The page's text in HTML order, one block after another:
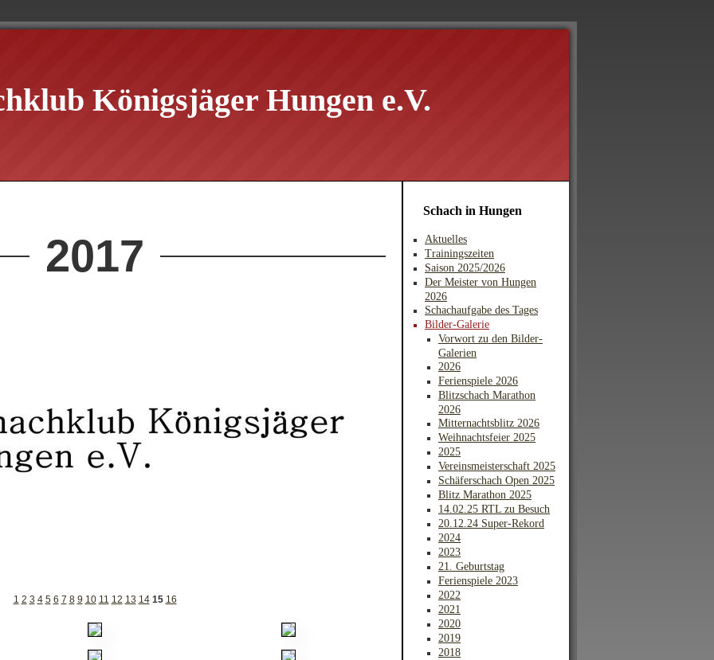
Königsjäger Hungen e.V.
2017
1 2 3 4 5 6 7 8 9 10 11 12 13 14 15 16
Schach in Hungen
Aktuelles
Trainingszeiten
Saison 2025/2026
Der Meister von Hungen
2026
Schachaufgabe des Tages
Bilder-Galerie
Vorwort zu den Bilder-
Galerien
2026
Ferienspiele 2026
Blitzschach Marathon
2026
Mitternachtsblitz 2026
Weihnachtsfeier 2025
2025
Vereinsmeisterschaft 2025
Schäferschach Open 2025
Blitz Marathon 2025
14.02.25 RTL zu Besuch
20.12.24 Super-Rekord
2024
2023
21. Geburtstag
Ferienspiele 2023
2022
2021
2020
2019
2018